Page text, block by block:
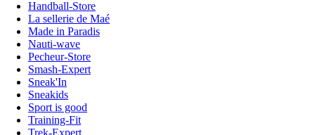
Handball-Store
La sellerie de Maé
Made in Paradis
Nauti-wave
Pecheur-Store
Smash-Expert
Sneak'In
Sneakids
Sport is good
Training-Fit
Trek-Expert